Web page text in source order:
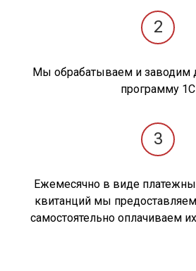
2
Мы обрабатываем и заводим
программу 1С
3
Ежемесячно в виде
квитанций мы
самостоятельно оплачиваем